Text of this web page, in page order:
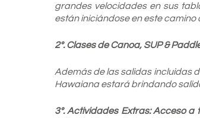
grandes velocidades en sus
están iniciándose en este camino
2º. Clases de Canoa, SUP &
Además de las salidas incluidas
Hawaiana estará brindando
3º. Actividades Extras: Acceso